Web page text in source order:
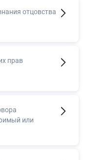
отцовства
прав
или